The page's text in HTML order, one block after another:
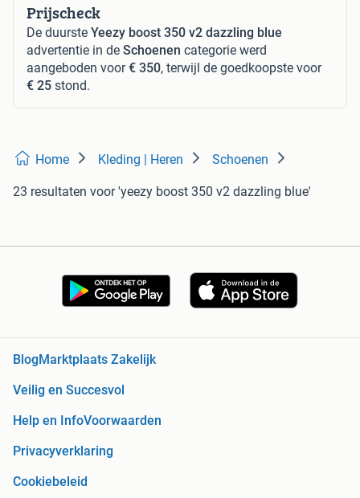
Prijscheck
De duurste Yeezy boost 350 v2 dazzling blue
advertentie in de Schoenen categorie werd
aangeboden voor€ 350, terwijl de goedkoopste voor
€ 25 stond.
Home Kleding | Heren Schoenen
23 resultaten voor 'yeezy boost 350 v2 dazzling blue'
BlogMarktplaats Zakelijk
Veilig en Succesvol
Help en InfoVoorwaarden
Privacyverklaring
Cookiebeleid